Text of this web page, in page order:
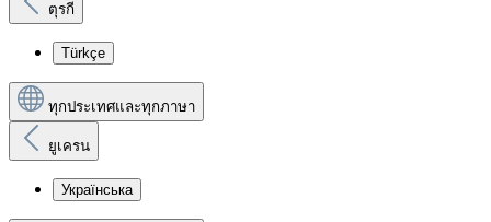
ตุรกี
Türkçe
ทุกประเทศและทุกภาษา
ยูเครน
Українська